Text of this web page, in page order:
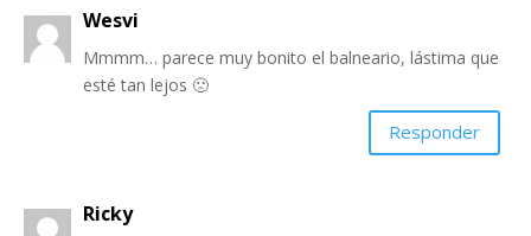
Wesvi
Mmmm… parece muy bonito el balneario, lástima que
esté tan lejos 🙁
Responder
Ricky